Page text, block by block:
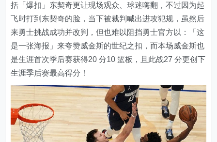
括「爆扣」东契奇更让现场观众、球迷嗨翻，不过因为起
飞时打到东契奇的脸，当下被裁判喊出进攻犯规，虽然后
来勇士挑战成功并改判，但也难以阻挡勇士官方以：「这
是一张海报」来夸赞威金斯的世纪之扣，而本场威金斯也
是生涯首次季后赛获得20 分10 篮板，且此战27 分更创下
生涯季后赛最高得分！